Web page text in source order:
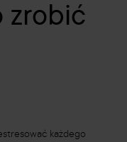
zrobić
każdego